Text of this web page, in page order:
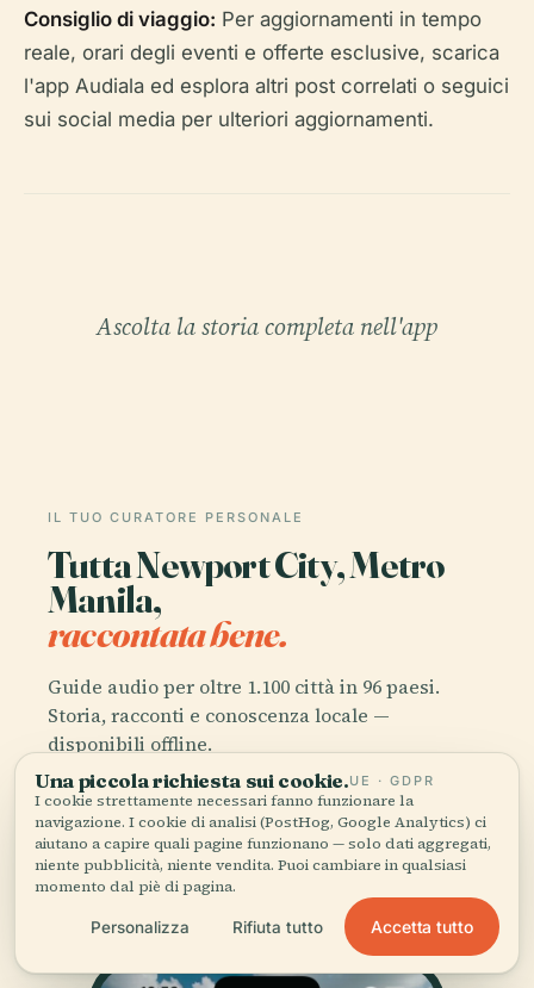
Consiglio di viaggio: Per aggiornamenti in tempo
reale, orari degli eventi e offerte esclusive, scarica
l'app Audiala ed esplora altri post correlati o seguici
sui social media per ulteriori aggiornamenti.
Ascolta la storia completa nell'app
IL TUO CURATORE PERSONALE
Tutta Newport City, Metro
Manila,
raccontata bene.
Guide audio per oltre 1.100 città in 96 paesi.
Storia, racconti e conoscenza locale —
disponibili offline.
Scarica l'app
Unisciti a oltre 50.000 viaggiatori
Una piccola richiesta sui cookie.UE · GDPR
I cookie strettamente necessari fanno funzionare la
navigazione. I cookie di analisi (PostHog, Google Analytics) ci
aiutano a capire quali pagine funzionano — solo dati aggregati,
niente pubblicità, niente vendita. Puoi cambiare in qualsiasi
momento dal piè di pagina.
Personalizza Rifiuta tutto Accetta tutto